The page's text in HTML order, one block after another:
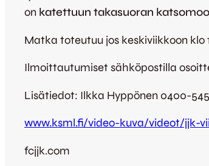
on katettuun takasuoran
Matka toteutuu jos keskiviikkoon
Ilmoittautumiset sähköpostilla
Lisätiedot: Ilkka Hyppönen 0400-545
www.ksml.fi/video-kuva/videot/jjk-
fcjjk.com